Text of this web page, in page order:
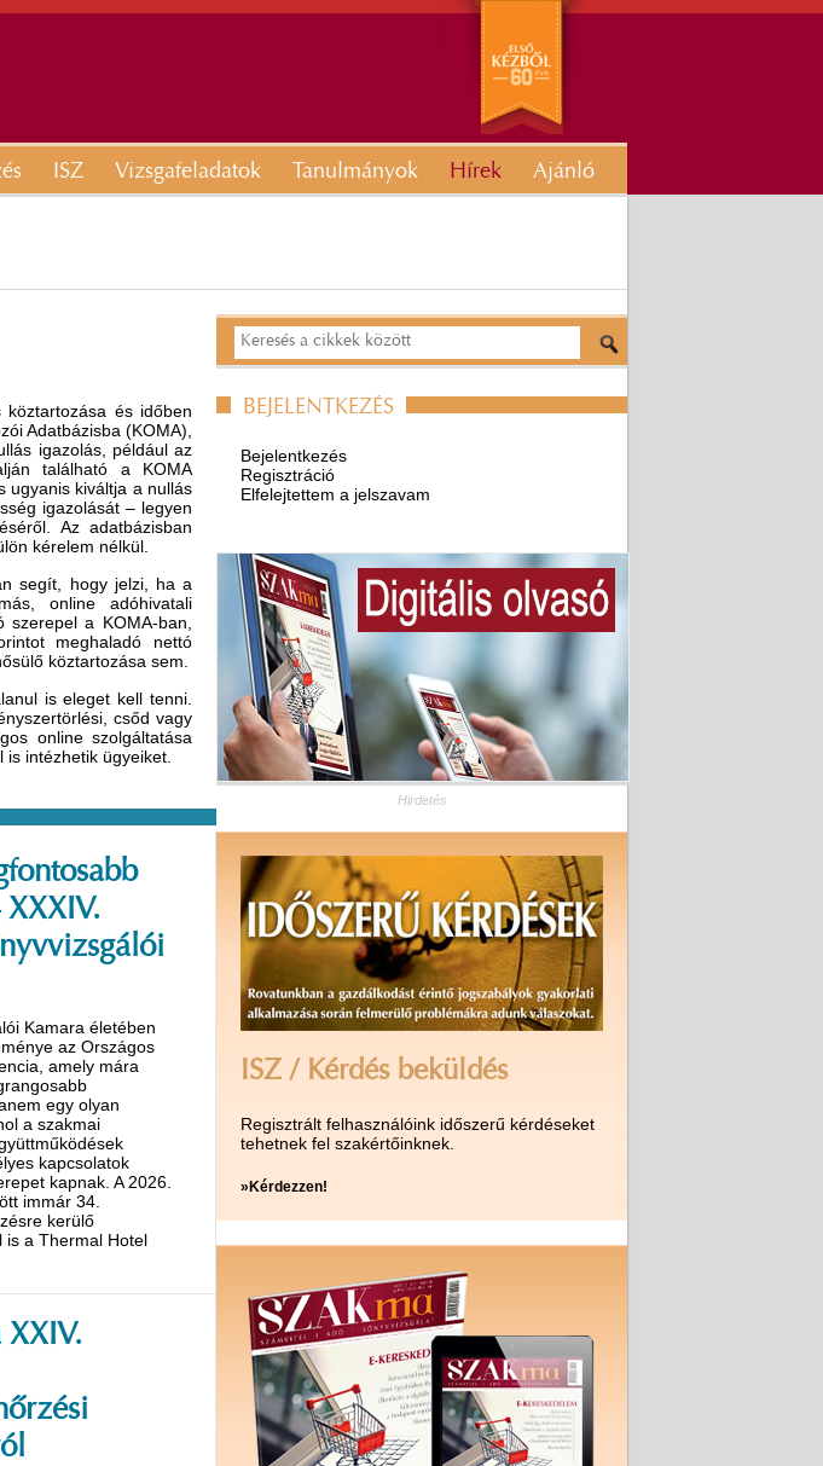
ISZ Vizsgafeladatok Tanulmányok Hírek Ajánló
és időben
Adatbázisba (KOMA),
igazolás, például az
található a KOMA
ugyanis kiváltja a nullás
igazolását – legyen
Az adatbázisban
kérelem nélkül.
segít, hogy jelzi, ha a
online adóhivatali
a KOMA-ban,
meghaladó nettó
köztartozása sem.
is eleget kell tenni.
csőd vagy
online szolgáltatása
intézhetik ügyeiket.
Kamara életében
az Országos
amely mára
egy olyan
a szakmai
kapcsolatok
kapnak. A 2026.
immár 34.
kerülő
is a Thermal Hotel
XXIV.
BEJELENTKEZÉS
Bejelentkezés
Regisztráció
Elfelejtettem a jelszavam
Hirdetés
ISZ / Kérdés beküldés
Regisztrált felhasználóink időszerű kérdéseket
tehetnek fel szakértőinknek.
»Kérdezzen!